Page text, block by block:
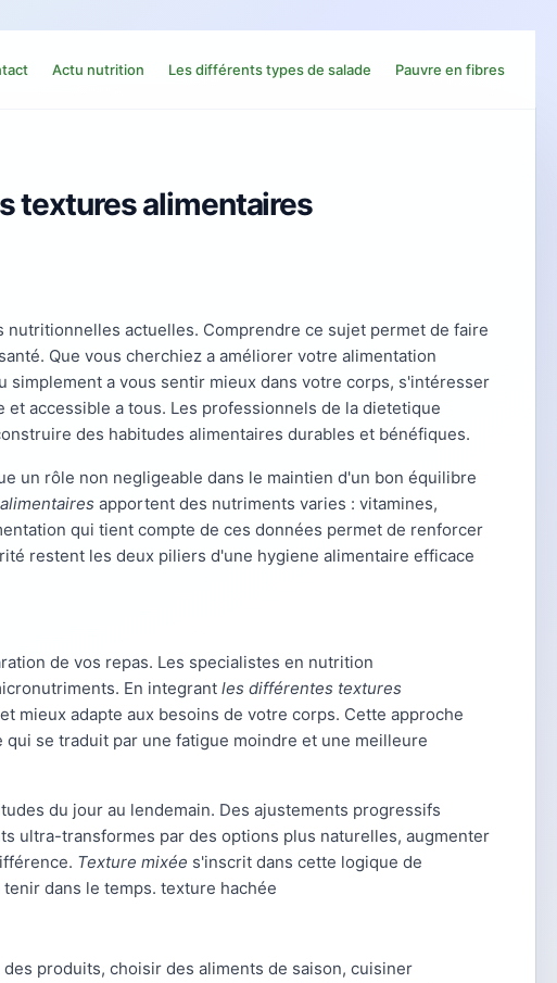
Actu nutrition Les différents types de salade Pauvre en fibres
textures alimentaires
actuelles. Comprendre ce sujet permet de faire
Que vous cherchiez a améliorer votre alimentation
a vous sentir mieux dans votre corps, s'intéresser
et accessible a tous. Les professionnels de la dietetique
des habitudes alimentaires durables et bénéfiques.
un rôle non negligeable dans le maintien d'un bon équilibre
apportent des nutriments varies : vitamines,
qui tient compte de ces données permet de renforcer
restent les deux piliers d'une hygiene alimentaire efficace
de vos repas. Les specialistes en nutrition
En integrant les différentes textures
mieux adapte aux besoins de votre corps. Cette approche
se traduit par une fatigue moindre et une meilleure
du jour au lendemain. Des ajustements progressifs
ultra-transformes par des options plus naturelles, augmenter
Texture mixée s'inscrit dans cette logique de
dans le temps. texture hachée
produits, choisir des aliments de saison, cuisiner